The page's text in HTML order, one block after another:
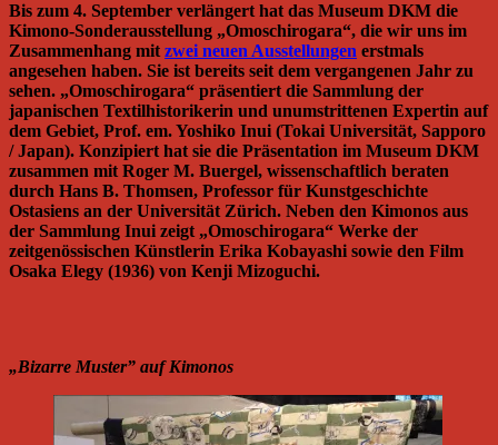
Bis zum 4. September verlängert hat das Museum DKM die
Kimono-Sonderausstellung „Omoschirogara“, die wir uns im
Zusammenhang mitzwei neuen Ausstellungen erstmals
angesehen haben. Sie ist bereits seit dem vergangenen Jahr zu
sehen. „Omoschirogara“ präsentiert die Sammlung der
japanischen Textilhistorikerin und unumstrittenen Expertin auf
dem Gebiet, Prof. em. Yoshiko Inui (Tokai Universität, Sapporo
/ Japan). Konzipiert hat sie die Präsentation im Museum DKM
zusammen mit Roger M. Buergel, wissenschaftlich beraten
durch Hans B. Thomsen, Professor für Kunstgeschichte
Ostasiens an der Universität Zürich. Neben den Kimonos aus
der Sammlung Inui zeigt „Omoschirogara“ Werke der
zeitgenössischen Künstlerin Erika Kobayashi sowie den Film
Osaka Elegy (1936) von Kenji Mizoguchi.
„Bizarre Muster” auf Kimonos